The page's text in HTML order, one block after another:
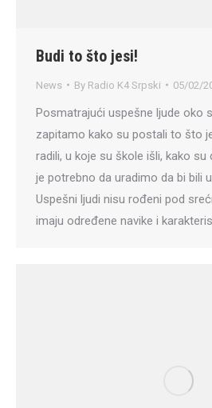
Budi to što jesi!
News By Radio K4 Srpski 05/02/
Posmatrajući uspešne ljude oko
zapitamo kako su postali to što
radili, u koje su škole išli, kako
je potrebno da uradimo da bi bili
Uspešni ljudi nisu rođeni pod
imaju određene navike i